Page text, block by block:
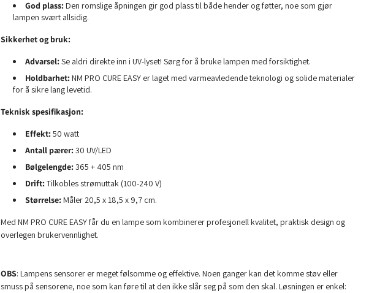
God plass:Den romslige åpningen gir god plass til både hender og føtter, noe som gjør
lampen svært allsidig.
Sikkerhet og bruk:
Advarsel:Se aldri direkte inn i UV-lyset! Sørg for å bruke lampen med forsiktighet.
Holdbarhet:NM PRO CURE EASY er laget med varmeavledende teknologi og solide materialer
for å sikre lang levetid.
Teknisk spesifikasjon:
Effekt:50 watt
Antall pærer:30 UV/LED
Bølgelengde:365 + 405 nm
Drift:Tilkobles strømuttak (100-240 V)
Størrelse:Måler 20,5 x 18,5 x 9,7 cm.
Med NM PRO CURE EASY får du en lampe som kombinerer profesjonell kvalitet, praktisk design og
overlegen brukervennlighet.
OBS: Lampens sensorer er meget følsomme og effektive. Noen ganger kan det komme støv eller
smuss på sensorene, noe som kan føre til at den ikke slår seg på som den skal. Løsningen er enkel: